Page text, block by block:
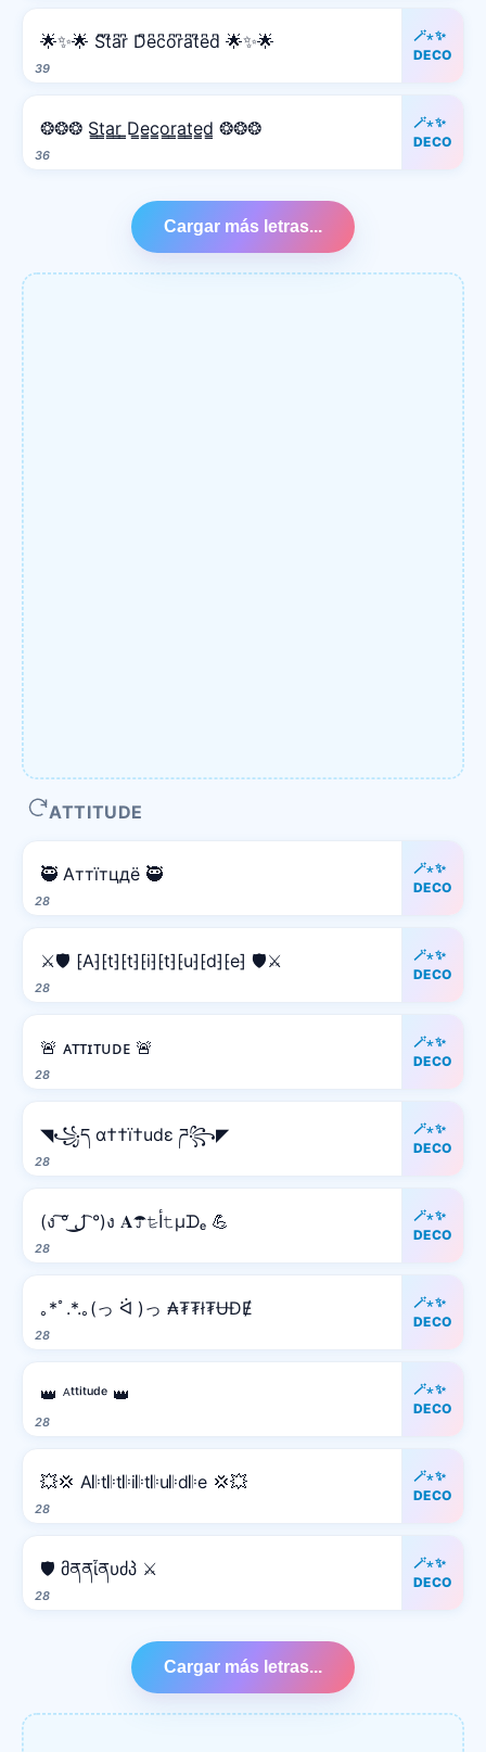
39
🌟✨🌟 S͆t͆a͆r͆ D͆e͆c͆o͆r͆a͆t͆e͆d͆ 🌟✨🌟
🪄⋆✨
DECO
36
❂❂❂ S̳t̳a̳r̳ ̳D̳e̳c̳o̳r̳a̳t̳e̳d̳ ❂❂❂
🪄⋆✨
DECO
Cargar más letras...
ATTITUDE
28
🥷 Аттїтцдё 🥷
🪄⋆✨
DECO
28
⚔️🛡️ ⁅A⁆⁅t⁆⁅t⁆⁅i⁆⁅t⁆⁅u⁆⁅d⁆⁅e⁆ 🛡️⚔️
🪄⋆✨
DECO
28
🚨 ᴀᴛᴛɪᴛᴜᴅᴇ 🚨
🪄⋆✨
DECO
28
◥꧁ད α††ï†udε ཌ꧂◤
🪄⋆✨
DECO
28
(ง ͠° ͟ل͜ ͡°)ง 𝐀☂𝚝̷ﺃ𝚝µᗪₑ 💪
🪄⋆✨
DECO
28
｡*ﾟ.*.｡(っ ᐛ )っ ₳₮₮ł₮ɄĐɆ
🪄⋆✨
DECO
28
👑 ᴬᵗᵗⁱᵗᵘᵈᵉ 👑
🪄⋆✨
DECO
28
💥💢 A𝄆t𝄆t𝄆i𝄆t𝄆u𝄆d𝄆e 💢💥
🪄⋆✨
DECO
28
🛡️ მནནἶནυძპ ⚔️
🪄⋆✨
DECO
Cargar más letras...